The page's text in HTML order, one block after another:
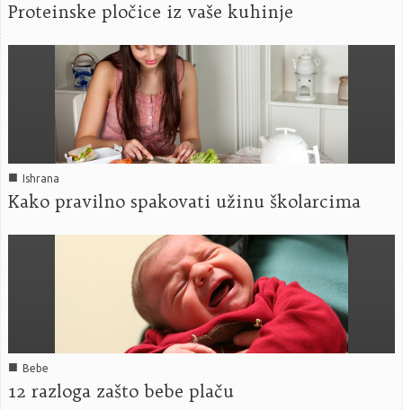
Proteinske pločice iz vaše kuhinje
■ Ishrana
Kako pravilno spakovati užinu školarcima
■ Bebe
12 razloga zašto bebe plaču